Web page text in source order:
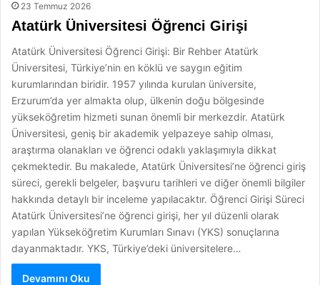
23 Temmuz 2026
Atatürk Üniversitesi Öğrenci Girişi
Atatürk Üniversitesi Öğrenci Girişi: Bir Rehber Atatürk
Üniversitesi, Türkiye’nin en köklü ve saygın eğitim
kurumlarından biridir. 1957 yılında kurulan üniversite,
Erzurum’da yer almakta olup, ülkenin doğu bölgesinde
yükseköğretim hizmeti sunan önemli bir merkezdir. Atatürk
Üniversitesi, geniş bir akademik yelpazeye sahip olması,
araştırma olanakları ve öğrenci odaklı yaklaşımıyla dikkat
çekmektedir. Bu makalede, Atatürk Üniversitesi’ne öğrenci giriş
süreci, gerekli belgeler, başvuru tarihleri ve diğer önemli bilgiler
hakkında detaylı bir inceleme yapılacaktır. Öğrenci Girişi Süreci
Atatürk Üniversitesi’ne öğrenci girişi, her yıl düzenli olarak
yapılan Yükseköğretim Kurumları Sınavı (YKS) sonuçlarına
dayanmaktadır. YKS, Türkiye’deki üniversitelere…
Devamını Oku